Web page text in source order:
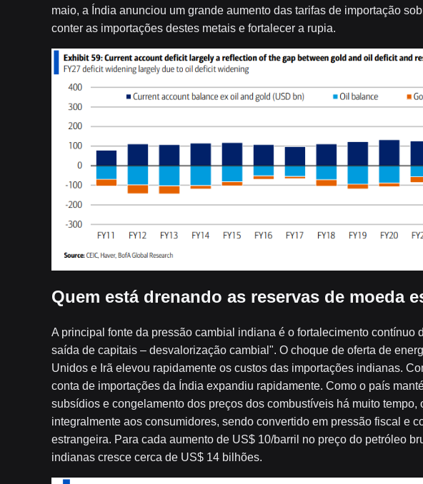
maio, a Índia anunciou um grande aumento das tarifas de importação
conter as importações destes metais e fortalecer a rupia.
Quem está drenando as reservas de moeda
A principal fonte da pressão cambial indiana é o fortalecimento contínuo
saída de capitais – desvalorização cambial". O choque de oferta de
Unidos e Irã elevou rapidamente os custos das importações indianas.
conta de importações da Índia expandiu rapidamente. Como o país
subsídios e congelamento dos preços dos combustíveis há muito
integralmente aos consumidores, sendo convertido em pressão fiscal e
estrangeira. Para cada aumento de US$ 10/barril no preço do petróleo
indianas cresce cerca de US$ 14 bilhões.